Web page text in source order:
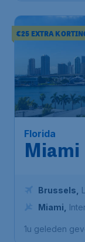
€25 EXTRA
Florida
Miami
Brussels
Miami
1u geleden